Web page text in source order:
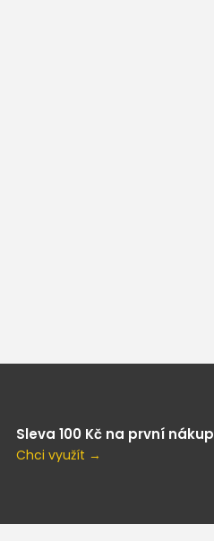
Sleva 100 Kč na první nákup
Chci využít →